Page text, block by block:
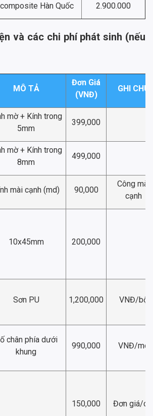
Hàn Quốc 2.900.000
và các chi phí phát sinh (nếu
MÔ TẢ
Đơn Giá
(VNĐ)
GHI CHÚ
mờ + Kính trong
5mm
399,000
mờ + Kính trong
8mm
499,000
mài cạnh (md) 90,000
Công mài
cạnh
10x45mm 200,000
Sơn PU 1,200,000 VNĐ/bộ
chân phía dưới
khung
990,000 VNĐ/md
150,000 Đơn giá/chỉ